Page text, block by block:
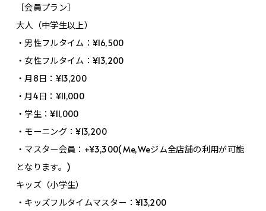
［会員プラン］
大人（中学生以上）
・男性フルタイム：¥16,500
・女性フルタイム：¥13,200
・月8日：¥13,200
・月4日：¥11,000
・学生：¥11,000
・モーニング：¥13,200
・マスター会員：+¥3,300(Me,Weジム全店舗の利用が可能
となります。)
キッズ（小学生）
・キッズフルタイムマスター：¥13,200